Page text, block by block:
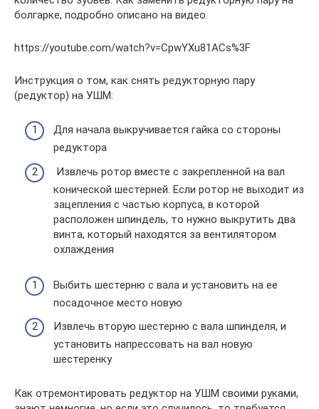
болгарке, подробно описано на видео.
https://youtube.com/watch?v=CpwYXu81ACs%3F
Инструкция о том, как снять редукторную пару
(редуктор) на УШМ:
Для начала выкручивается гайка со стороны
редуктора
Извлечь ротор вместе с закрепленной на вал
конической шестерней. Если ротор не выходит из
зацепления с частью корпуса, в которой
расположен шпиндель, то нужно выкрутить два
винта, который находятся за вентилятором
охлаждения
Выбить шестерню с вала и установить на ее
посадочное место новую
Извлечь вторую шестерню с вала шпинделя, и
установить напрессовать на вал новую
шестеренку
Как отремонтировать редуктор на УШМ своими руками,